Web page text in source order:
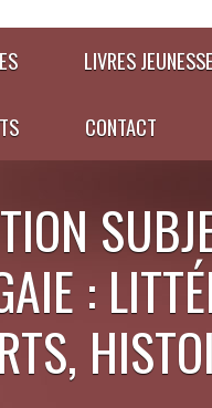
LIVRES JEUNESSE
CONTACT
: